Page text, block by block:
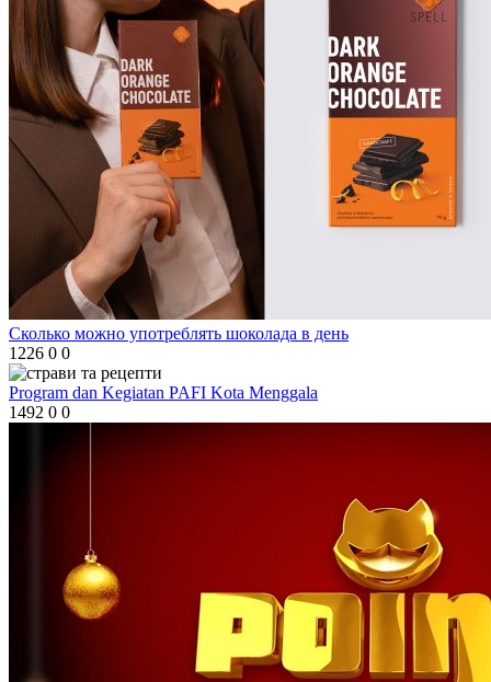
Сколько можно употреблять шоколада в день
1226 0 0
Program dan Kegiatan PAFI Kota Menggala
1492 0 0